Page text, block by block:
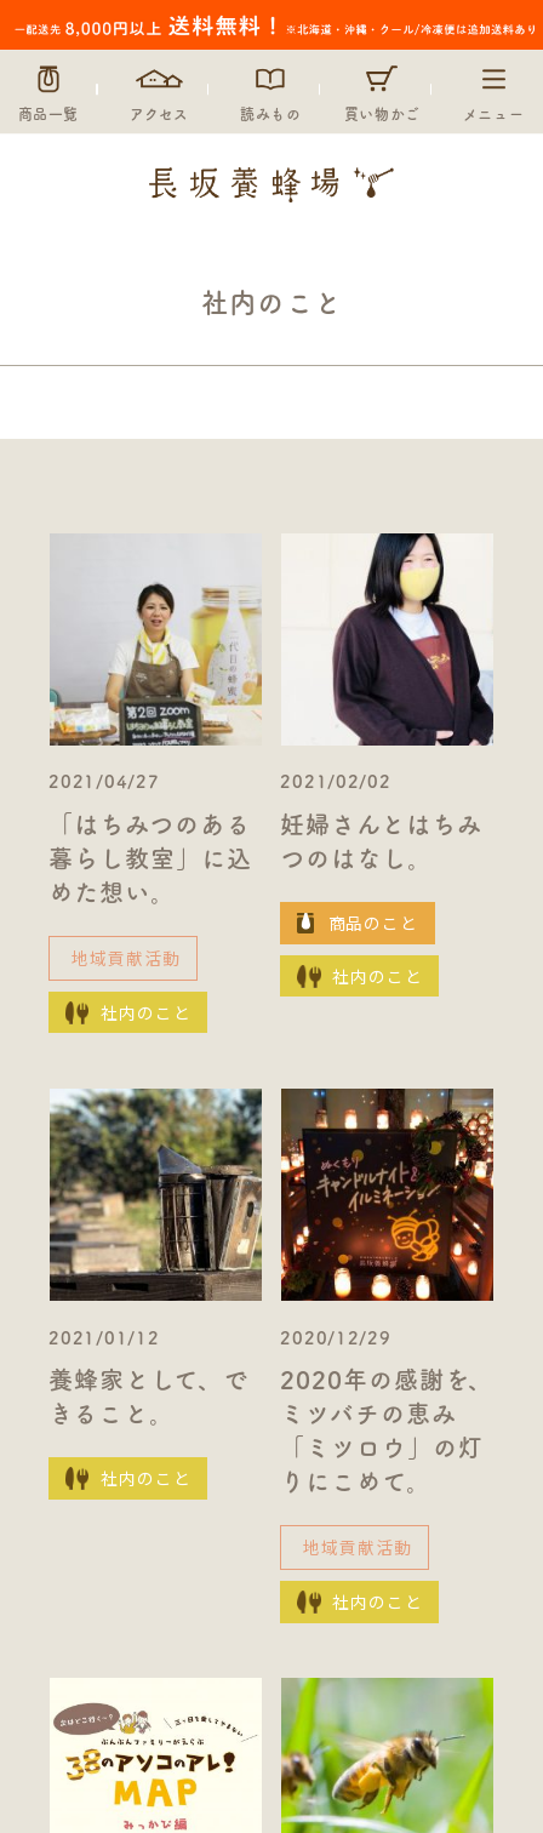
商品一覧 アクセス 読みもの 買い物かご メニュー
社内のこと
2021/04/27
「はちみつのある
暮らし教室」に込
めた想い。
地域貢献活動
社内のこと
2021/02/02
妊婦さんとはちみ
つのはなし。
商品のこと
社内のこと
2021/01/12
養蜂家として、で
きること。
社内のこと
2020/12/29
2020年の感謝を、
ミツバチの恵み
「ミツロウ」の灯
りにこめて。
地域貢献活動
社内のこと